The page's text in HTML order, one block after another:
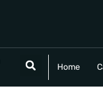
Home
Campania Politica